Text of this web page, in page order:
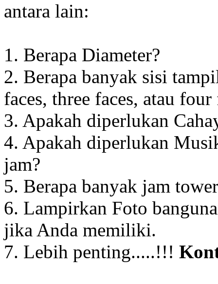
antara lain:
1. Berapa Diameter?
2. Berapa banyak sisi
faces, three faces, atau four
3. Apakah diperlukan
4. Apakah diperlukan
jam?
5. Berapa banyak jam
6. Lampirkan Foto
jika Anda memiliki.
7. Lebih penting.....!!!